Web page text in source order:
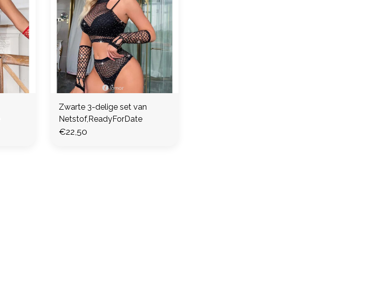
Zwarte 3-delige set van
Netstof,ReadyForDate
€22,50